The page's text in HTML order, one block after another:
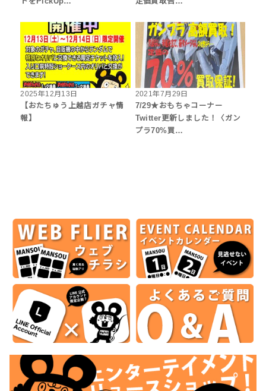
2025年12月13日
【おたちゅう上越店ガチャ情
報】
2021年7月29日
7/29★おもちゃコーナー
Twitter更新しました！〈ガン
プラ70%買…